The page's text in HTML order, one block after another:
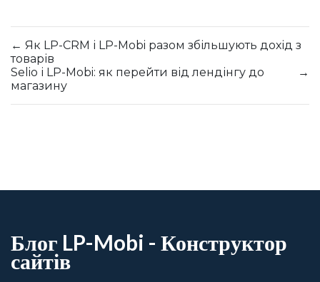
← Як LP-CRM і LP-Mobi разом збільшують дохід з
товарів
→
Selio і LP-Mobi: як перейти від лендінгу до
магазину
Блог LP-Mobi - Конструктор
сайтів